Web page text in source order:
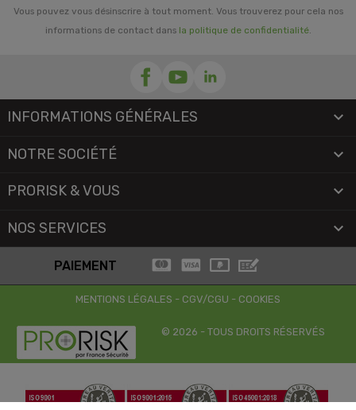
Vous pouvez vous désinscrire à tout moment. Vous trouverez pour cela nos
informations de contact dans la politique de confidentialité.
INFORMATIONS GÉNÉRALES 
NOTRE SOCIÉTÉ 
PRORISK & VOUS 
NOS SERVICES 
PAIEMENT
MENTIONS LÉGALES - CGV/CGU - COOKIES
© 2026 - TOUS DROITS RÉSERVÉS